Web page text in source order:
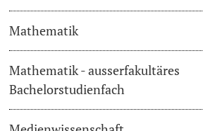
Lernen & Lehren
KI in Studium und Lehre
Digitales Lernen
Mathematik
Mathematik - ausserfakultäres
Bachelorstudienfach